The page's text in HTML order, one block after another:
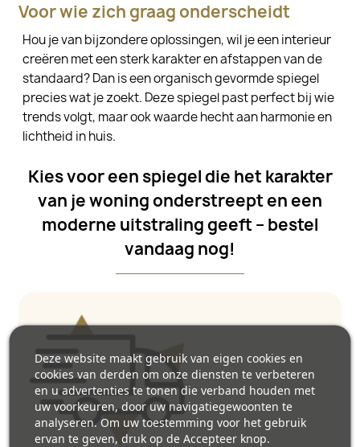
Voor wie zich graag onderscheidt
Hou je van bijzondere oplossingen, wil je een interieur
creëren met een sterk karakter en afstappen van de
standaard? Dan is een organisch gevormde spiegel
precies wat je zoekt. Deze spiegel past perfect bij wie
trends volgt, maar ook waarde hecht aan harmonie en
lichtheid in huis.
Kies voor een spiegel die het karakter
van je woning onderstreept en een
moderne uitstraling geeft – bestel
vandaag nog!
Deze website maakt gebruik van eigen cookies en
cookies van derden om onze diensten te verbeteren
en u advertenties te tonen die verband houden met
uw voorkeuren, door uw navigatiegewoonten te
analyseren. Om uw toestemming voor het gebruik
ervan te geven, druk op de Accepteer knop.